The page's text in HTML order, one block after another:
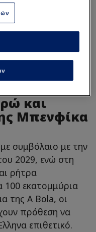
για
ηχηρή
πώλησή
και
Μπενφίκα
συμβόλαιο με την
2029, ενώ στη
ρήτρα
100 εκατομμύρια
της A Bola, οι
πρόθεση να
επιθετικό.